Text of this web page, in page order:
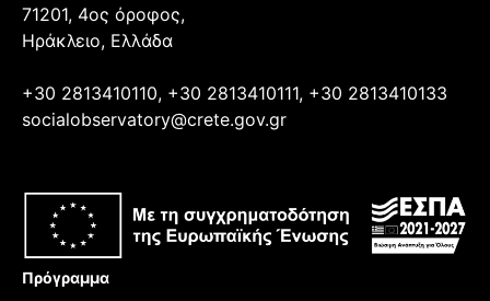
71201, 4ος όροφος,
Ηράκλειο, Ελλάδα
+30 2813410110, +30 2813410111, +30 2813410133
socialobservatory@crete.gov.gr
Πρόγραμμα